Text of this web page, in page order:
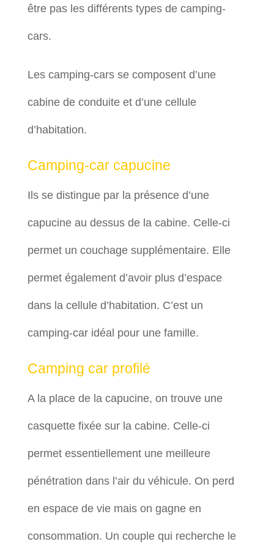
être pas les différents types de camping-
cars.
Les camping-cars se composent d’une
cabine de conduite et d’une cellule
d’habitation.
Camping-car capucine
Ils se distingue par la présence d’une
capucine au dessus de la cabine. Celle-ci
permet un couchage supplémentaire. Elle
permet également d’avoir plus d’espace
dans la cellule d’habitation. C’est un
camping-car idéal pour une famille.
Camping car profilé
A la place de la capucine, on trouve une
casquette fixée sur la cabine. Celle-ci
permet essentiellement une meilleure
pénétration dans l’air du véhicule. On perd
en espace de vie mais on gagne en
consommation. Un couple qui recherche le